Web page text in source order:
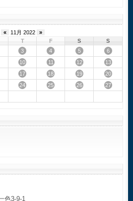
« 11月 2022
»
T F S
S
3 4 5
6
10 11 12
13
17 18 19
20
24 25 26
27
色3-9-1